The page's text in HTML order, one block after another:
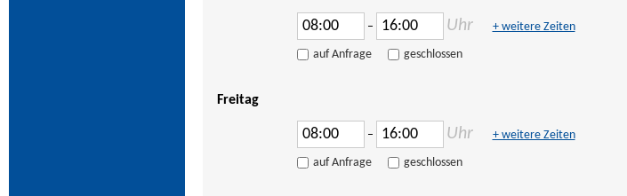
– Uhr + weitere Zeiten
auf Anfrage geschlossen
Freitag
– Uhr + weitere Zeiten
auf Anfrage geschlossen